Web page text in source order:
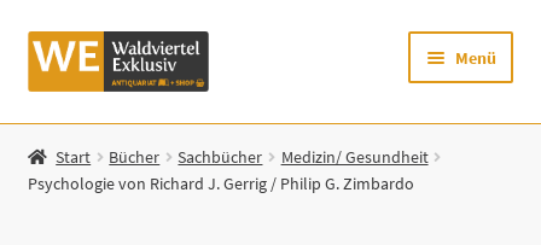
Zur
Navigation
Zum
Inhalt
Menü
Startseite
Shop
Start Bücher Sachbücher
Medizin/ Gesundheit
Psychologie von Richard J. Gerrig / Philip G. Zimbardo